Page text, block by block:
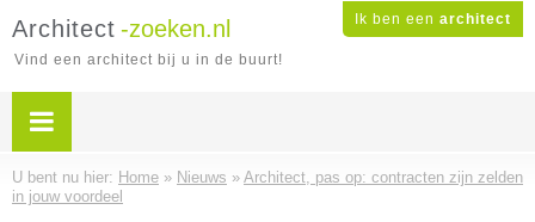
Ik ben een architect
Architect -zoeken.nl
Vind een architect bij u in de buurt!
U bent nu hier: Home » Nieuws » Architect, pas op: contracten zijn zelden
in jouw voordeel